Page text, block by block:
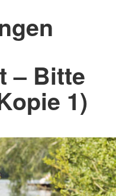
– Bitte
1)